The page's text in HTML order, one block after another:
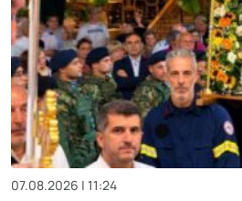
07.08.2026 | 11:24